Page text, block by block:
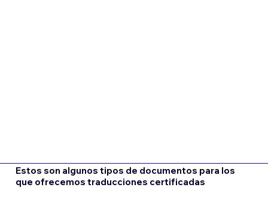
Estos son algunos tipos de documentos para los
que ofrecemos traducciones certificadas